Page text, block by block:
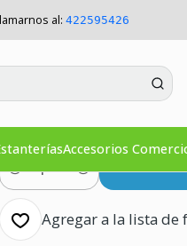
Accesorios
al: 422595426
Canasto Supermercado Gris
Carro
Litros con
Cantidad
Agregar a la lista de